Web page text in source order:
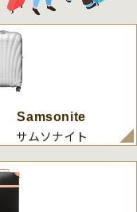
Samsonite
サムソナイト